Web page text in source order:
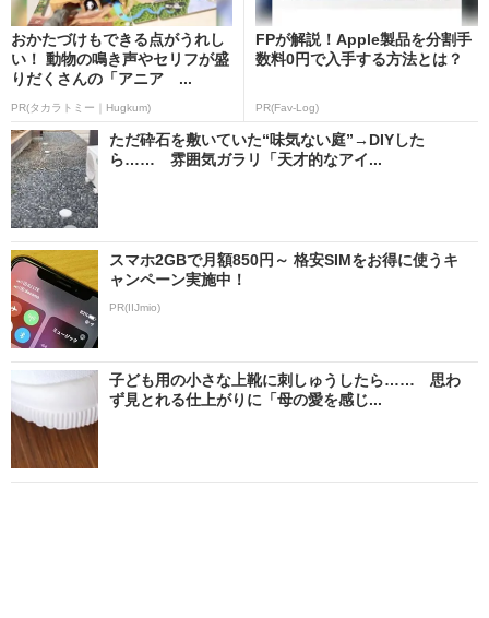
おかたづけもできる点がうれし
い！ 動物の鳴き声やセリフが盛
りだくさんの「アニア ...
PR(タカラトミー｜Hugkum)
FPが解説！Apple製品を分割手
数料0円で入手する方法とは？
PR(Fav-Log)
ただ砕石を敷いていた“味気ない庭”→DIYした
ら…… 雰囲気ガラリ「天才的なアイ...
スマホ2GBで月額850円～ 格安SIMをお得に使うキ
ャンペーン実施中！
PR(IIJmio)
子ども用の小さな上靴に刺しゅうしたら…… 思わ
ず見とれる仕上がりに「母の愛を感じ...